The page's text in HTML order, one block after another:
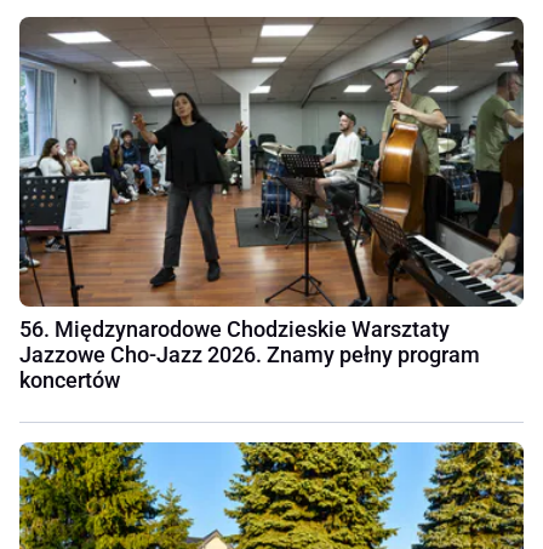
56. Międzynarodowe Chodzieskie Warsztaty
Jazzowe Cho-Jazz 2026. Znamy pełny program
koncertów